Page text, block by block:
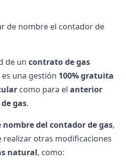
de nombre el contador de
de un contrato de gas
es una gestión 100% gratuita
como para el anterior
gas.
nombre del contador de gas,
realizar otras modificaciones
natural, como: